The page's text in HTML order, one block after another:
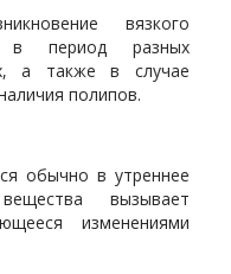
вязкого
в период разных
а также в случае
полипов.
обычно в утреннее
вызывает
изменениями